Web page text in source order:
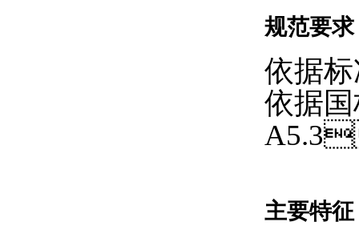
规范要求
依据
依据
A5.3
主要特征